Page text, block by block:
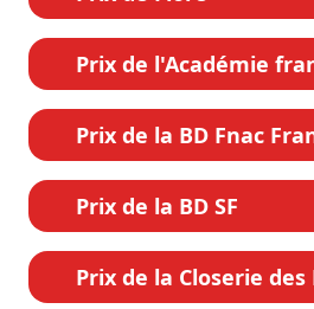
Prix de l'Académie
Prix de la BD Fnac
Prix de la BD SF
Prix de la Closerie des